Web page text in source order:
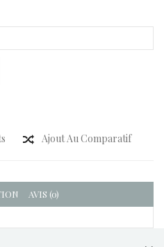
Ajout Au Comparatif
AVIS (0)